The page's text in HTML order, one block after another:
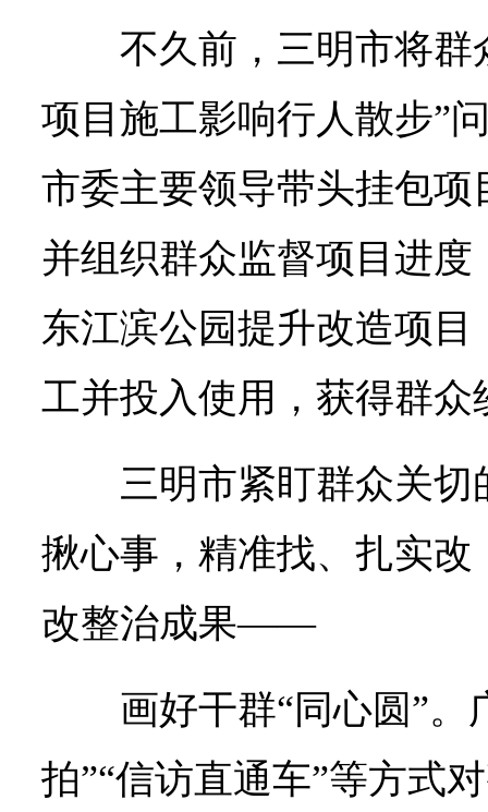
不久前，三明市将群
项目施工影响行人散步”
市委主要领导带头挂包
并组织群众监督项目进
东江滨公园提升改造项
工并投入使用，获得群众
三明市紧盯群众关
揪心事，精准找、扎实
改整治成果——
画好干群“同心圆”。
拍”“信访直通车”等方式